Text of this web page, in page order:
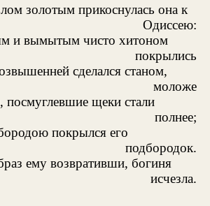
золотым прикоснулась она к
Одиссею:
и вымытым чисто хитоном
покрылись
сделался станом,
моложе
щеки стали
полнее;
покрылся его
подбородок.
ему возвративши, богиня
исчезла.